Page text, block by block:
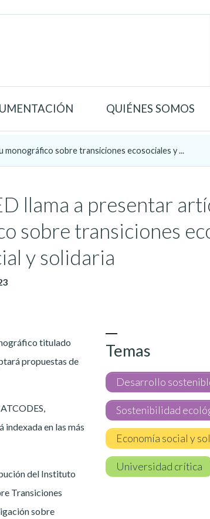
QUIÉNES SOMOS
monográfico sobre transiciones ecosociales y ...
llama a presentar
sobre transiciones
y solidaria
titulado
propuestas de
indexada en las más
del Instituto
Transiciones
sobre
Temas
Desarrollo
Sostenibilidad
Economía social y
Universidad crítica